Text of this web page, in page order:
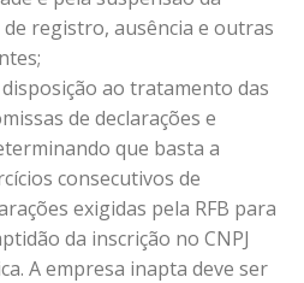
registro, ausência e outras
ao tratamento das
de declarações e
que basta a
consecutivos de
exigidas pela RFB para
da inscrição no CNPJ
A empresa inapta deve ser